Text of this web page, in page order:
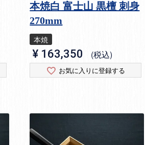
本焼白 富士山 黒檀 刺身
270mm
本焼
¥ 163,350 税込
お気に入りに登録する